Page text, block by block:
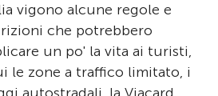
vigono alcune regole e
che potrebbero
un po' la vita ai turisti,
le zone a traffico limitato, i